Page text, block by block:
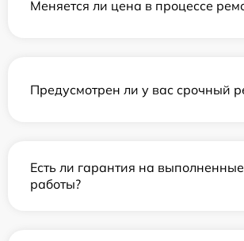
Меняется ли цена в процессе
Предусмотрен ли у вас срочный
Есть ли гарантия на выполненные
работы?